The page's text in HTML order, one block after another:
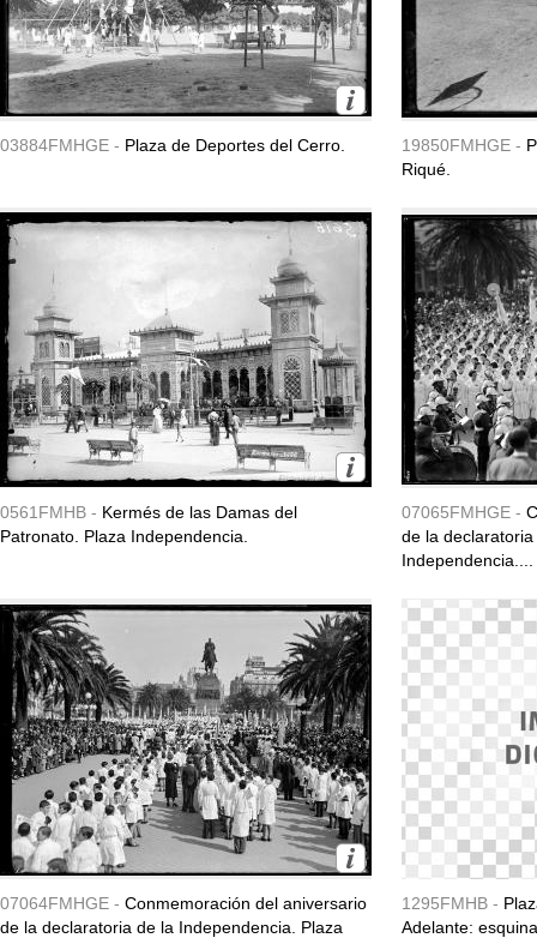
03884FMHGE - Plaza de Deportes del Cerro. 19850FMHGE -
Riqué.
0561FMHB - Kermés de las Damas del
Patronato. Plaza Independencia.
07065FMHGE -
de la
Independencia....
07064FMHGE - Conmemoración del aniversario
de la declaratoria de la Independencia. Plaza
1295FMHB -
Adelante: